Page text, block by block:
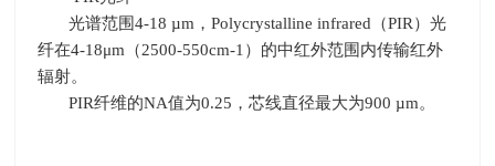
光谱范围4-18 µm ，Polycrystalline infrared （PIR）光
纤在4-18μm （2500-550cm-1）的中红外范围内传输红外
辐射。
PIR纤维的NA值为0.25 ，芯线直径最大为900 µm。